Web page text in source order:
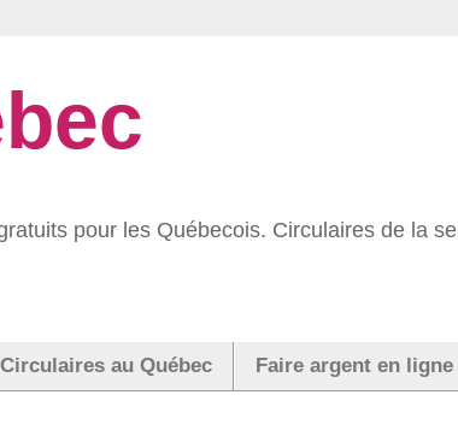
pour les Québecois. Circulaires de la
Circulaires au Québec Faire argent en ligne